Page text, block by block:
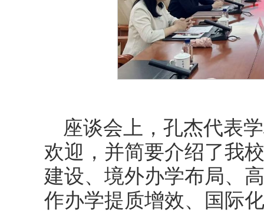
座谈会上，孔杰代表
欢迎，并简要介绍了我
建设、境外办学布局、
作办学提质增效、国际